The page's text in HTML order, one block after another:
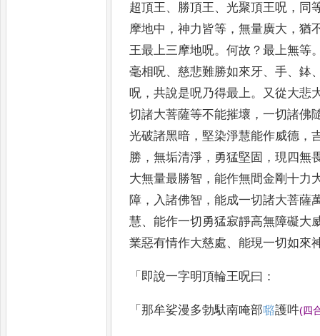
超頂王、 勝頂王、光聚頂王呪 ， 同
摩地中 ，神力皆等 ，無量廣大 ，猶
王最上三摩地呪。何故 ？最上無等
毫相呪、慈悲難勝如來牙、手、鉢
呪 ，共說是呪乃得最上。 又從大悲
切諸大菩薩等不能摧壞 ，一切諸佛
光破諸黑暗 ， 堅染淨慧能作威德 ，
勝 ，無垢清淨 ， 勇猛堅固 ，現四無
大無量最勝智 ，能作無間金剛十力
障 ， 入諸佛智 ，能成一切諸大菩薩
慧、能作一切勇猛寂靜高無障礙大
業惡有情作大慈處、能現一切如來
「 即說一字明頂輪王呪曰 ：
「那牟娑漫多勃馱南唵部𡀔護吽(四